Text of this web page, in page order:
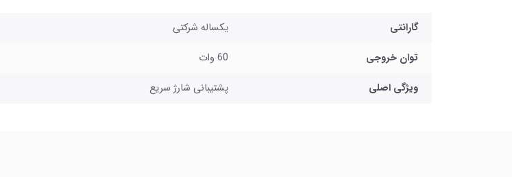
گارانتی
یکساله شرکتی
توان خروجی
60 وات
ویژگی اصلی
پشتیبانی شارژ سریع